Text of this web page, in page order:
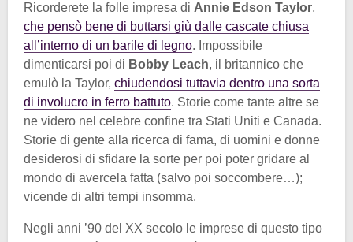
Ricorderete la folle impresa di Annie Edson Taylor,
che pensò bene di buttarsi giù dalle cascate chiusa
all’interno di un barile di legno. Impossibile
dimenticarsi poi di Bobby Leach, il britannico che
emulò la Taylor, chiudendosi tuttavia dentro una sorta
di involucro in ferro battuto. Storie come tante altre se
ne videro nel celebre confine tra Stati Uniti e Canada.
Storie di gente alla ricerca di fama, di uomini e donne
desiderosi di sfidare la sorte per poi poter gridare al
mondo di avercela fatta (salvo poi soccombere…);
vicende di altri tempi insomma.
Negli anni ’90 del XX secolo le imprese di questo tipo